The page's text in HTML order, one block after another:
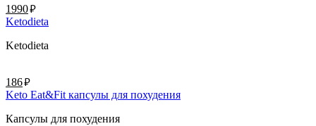
1990руб.
Ketodieta
Ketodieta
186руб.
Keto Eat&Fit капсулы для похудения
Капсулы для похудения